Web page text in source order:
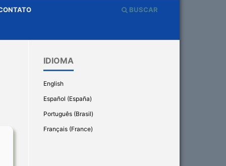
BUSCAR
IDIOMA
English
Español (España)
Português (Brasil)
Français (France)